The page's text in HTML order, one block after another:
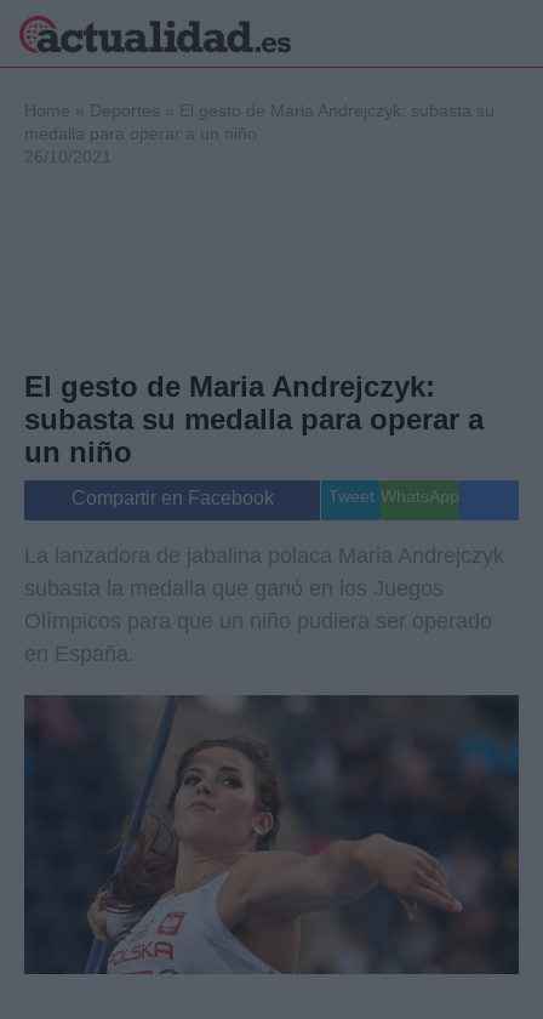
Internacional
Viajes
Gente
Musica
Home » Deportes » El gesto de Maria Andrejczyk: subasta su
medalla para operar a un niño
26/10/2021
El gesto de Maria Andrejczyk:
subasta su medalla para operar a
un niño
Compartir en Facebook Tweet WhatsApp
La lanzadora de jabalina polaca Maria Andrejczyk
subasta la medalla que ganó en los Juegos
Olímpicos para que un niño pudiera ser operado
en España.